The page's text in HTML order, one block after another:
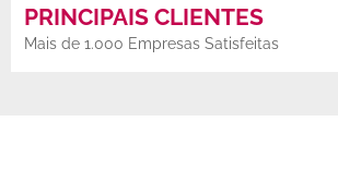
PRINCIPAIS CLIENTES
Mais de 1.000 Empresas Satisfeitas